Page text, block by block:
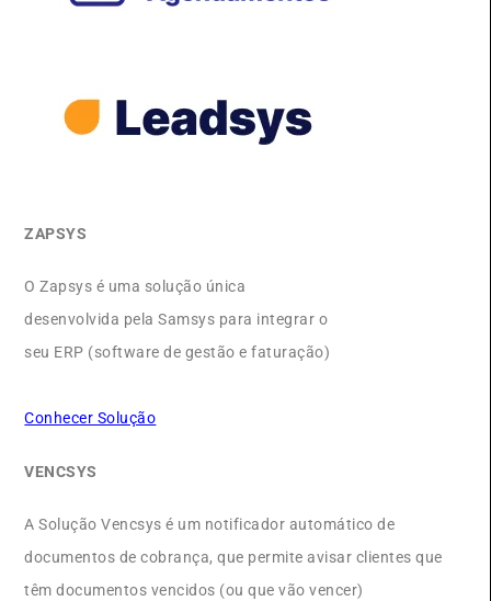
ZAPSYS
O Zapsys é uma solução única
desenvolvida pela Samsys para integrar o
seu ERP (software de gestão e faturação)
Conhecer Solução
VENCSYS
A Solução Vencsys é um notificador automático de
documentos de cobrança, que permite avisar clientes que
têm documentos vencidos (ou que vão vencer)